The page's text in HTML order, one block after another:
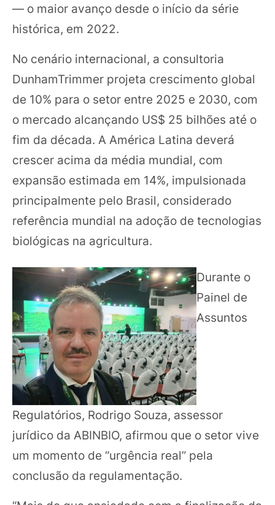
— o maior avanço desde o início da série
histórica, em 2022.
No cenário internacional, a consultoria
DunhamTrimmer projeta crescimento global
de 10% para o setor entre 2025 e 2030, com
o mercado alcançando US$ 25 bilhões até o
fim da década. A América Latina deverá
crescer acima da média mundial, com
expansão estimada em 14%, impulsionada
principalmente pelo Brasil, considerado
referência mundial na adoção de tecnologias
biológicas na agricultura.
Durante o
Painel de
Assuntos
Regulatórios, Rodrigo Souza, assessor
jurídico da ABINBIO, afirmou que o setor vive
um momento de “urgência real” pela
conclusão da regulamentação.